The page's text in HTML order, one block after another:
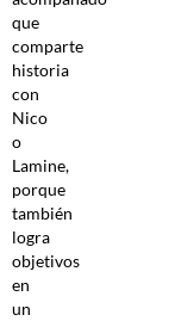
que
comparte
historia
con
Nico
o
Lamine,
porque
también
logra
objetivos
en
un